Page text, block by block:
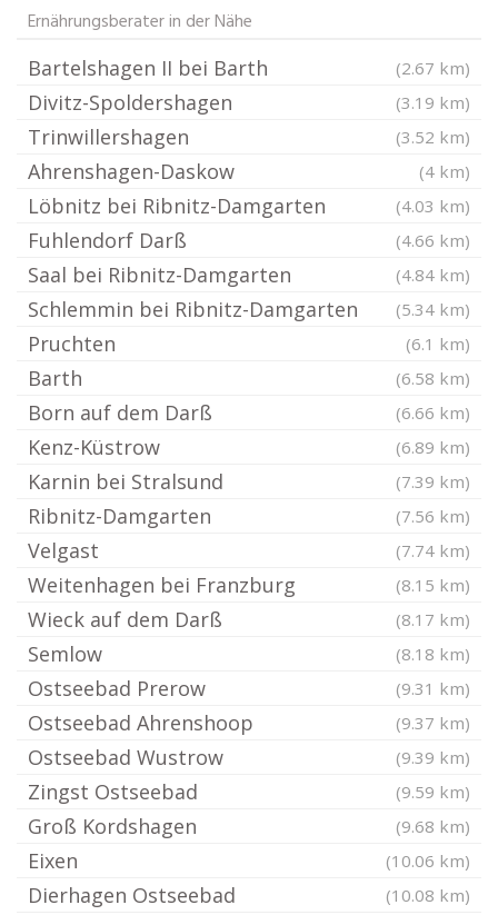
Ernährungsberater in der Nähe
Bartelshagen II bei Barth (2.67 km)
Divitz-Spoldershagen (3.19 km)
Trinwillershagen (3.52 km)
Ahrenshagen-Daskow (4 km)
Löbnitz bei Ribnitz-Damgarten (4.03 km)
Fuhlendorf Darß (4.66 km)
Saal bei Ribnitz-Damgarten (4.84 km)
Schlemmin bei Ribnitz-Damgarten (5.34 km)
Pruchten (6.1 km)
Barth (6.58 km)
Born auf dem Darß (6.66 km)
Kenz-Küstrow (6.89 km)
Karnin bei Stralsund (7.39 km)
Ribnitz-Damgarten (7.56 km)
Velgast (7.74 km)
Weitenhagen bei Franzburg (8.15 km)
Wieck auf dem Darß (8.17 km)
Semlow (8.18 km)
Ostseebad Prerow (9.31 km)
Ostseebad Ahrenshoop (9.37 km)
Ostseebad Wustrow (9.39 km)
Zingst Ostseebad (9.59 km)
Groß Kordshagen (9.68 km)
Eixen (10.06 km)
Dierhagen Ostseebad (10.08 km)